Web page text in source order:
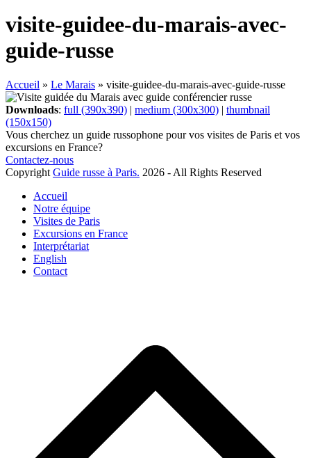
visite-guidee-du-marais-avec-
guide-russe
Accueil » Le Marais » visite-guidee-du-marais-avec-guide-russe
Downloads: full (390x390) | medium (300x300) | thumbnail
(150x150)
Vous cherchez un guide russophone pour vos visites de Paris et vos
excursions en France?
Contactez-nous
Copyright Guide russe à Paris. 2026 - All Rights Reserved
Accueil
Notre équipe
Visites de Paris
Excursions en France
Interprétariat
English
Contact